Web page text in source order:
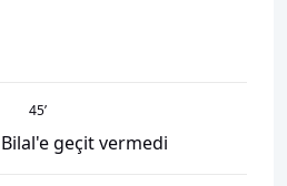
45’
geçit vermedi